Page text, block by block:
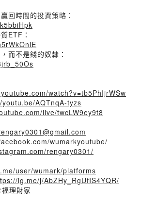
回時間的投資策略：
ETF：
而不是錢的奴隸：
watch?v=tb5PhIjrWSw
AQTnqA-tyzs
live/twcLW9ey9t8
wumarkyoutube/
rengary0301/
user/wumark/platforms
ig.me/j/AbZHy_RgUfIS4YQR/
福理財家